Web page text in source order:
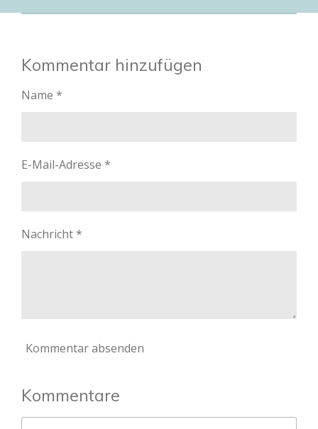
Kommentar hinzufügen
Name *
E-Mail-Adresse *
Nachricht *
Kommentar absenden
Kommentare